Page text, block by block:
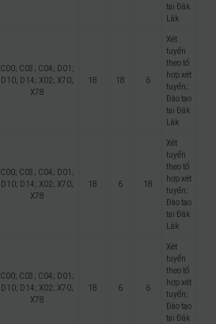
tại Đắk
Lắk
C00; C03; C04; D01;
D10; D14; X02; X70;
X78
18 18 6
Xét
tuyển
theo tổ
hợp xét
tuyển;
Đào tạo
tại Đắk
Lắk
C00; C03; C04; D01;
D10; D14; X02; X70;
X78
18 6 18
Xét
tuyển
theo tổ
hợp xét
tuyển;
Đào tạo
tại Đắk
Lắk
C00; C03; C04; D01;
D10; D14; X02; X70;
X78
18 6 6
Xét
tuyển
theo tổ
hợp xét
tuyển;
Đào tạo
tại Đắk